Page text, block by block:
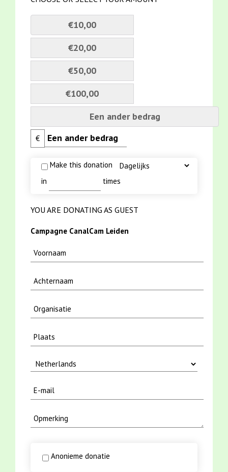
€10,00
€20,00
€50,00
€100,00
Een ander bedrag
€
Make this donation
in
times
YOU ARE DONATING AS GUEST
Campagne CanalCam Leiden
Anonieme donatie